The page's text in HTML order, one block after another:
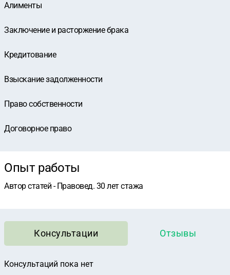
Алименты
Заключение и расторжение брака
Кредитование
Взыскание задолженности
Право собственности
Договорное право
Опыт работы
Автор статей - Правовед. 30 лет стажа
Консультации Отзывы
Консультаций пока нет